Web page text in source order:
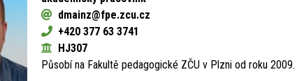
dmainz@fpe.zcu.cz
+420 377 63 3741
HJ307
Působí na Fakultě pedagogické ZČU v Plzni od roku 2009.